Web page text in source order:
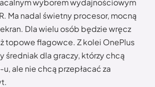
wyborem wydajnościowym
Ma nadal świetny procesor, mocną
Dla wielu osób będzie wręcz
topowe flagowce. Z kolei OnePlus
średniak dla graczy, którzy chcą
ale nie chcą przepłacać za